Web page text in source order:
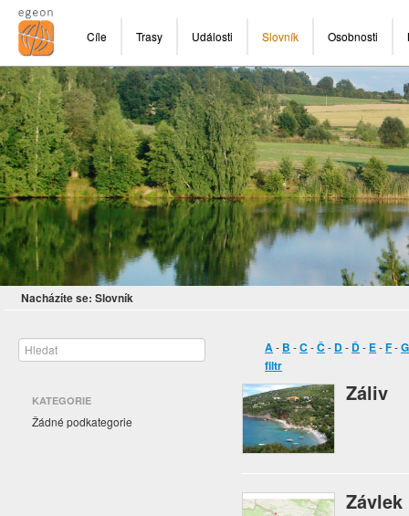
Cíle Trasy Události Slovník Osobnosti
Nacházíte se: Slovník
KATEGORIE
Žádné podkategorie
A- B -C -Č - D- Ď- E-F-G
filtr
Záliv
Závlek